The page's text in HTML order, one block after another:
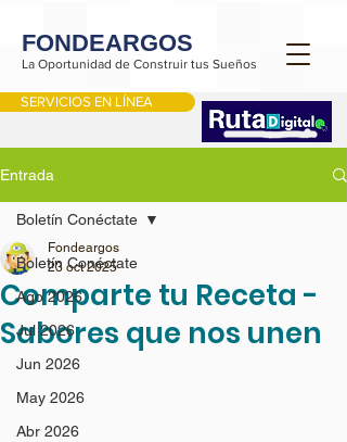
FONDEARGOS
SERVICIOS EN LÍNEA
La Oportunidad de Construir tus Sueños
Entrada
Boletín Conéctate
Ago 2026
Jul 2026
Jun 2026
May 2026
Abr 2026
Boletín Conéctate
Comparte tu Receta -
Sabores que nos unen
Fondeargos
23 oct 2025